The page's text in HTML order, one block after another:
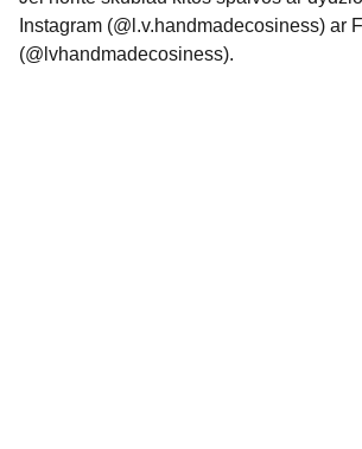
Instagram (@l.v.handmadecosiness) ar
(@lvhandmadecosiness).